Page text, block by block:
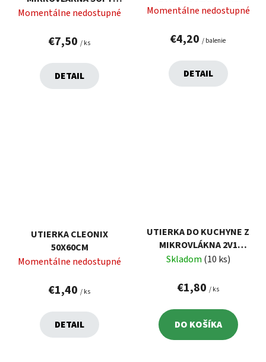
FIBER 30X30 CM, 6 KS,
Momentálne nedostupné
€7,50 / ks
DETAIL
SOFT FIBER 38X38 CM, 4
Momentálne nedostupné
€4,20 / balenie
DETAIL
UTIERKA CLEONIX
50X60CM
Momentálne nedostupné
€1,40 / ks
DETAIL
UTIERKA DO KUCHYNE Z
MIKROVLÁKNA 2V1
30X30 CM VELKEA
Skladom (10 ks)
€1,80 / ks
DO KOŠÍKA